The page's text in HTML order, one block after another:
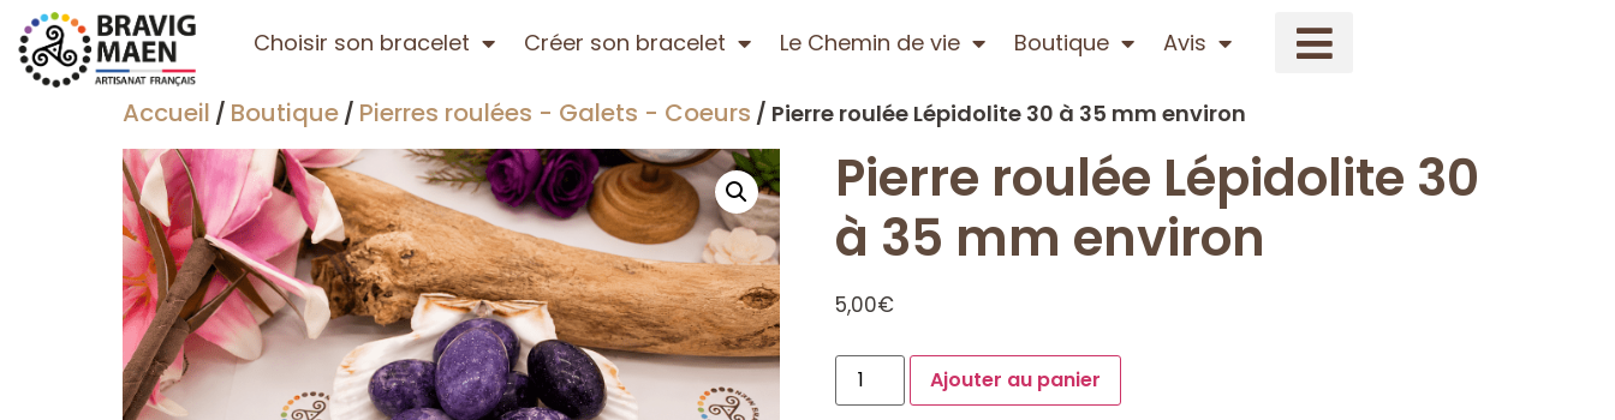
Choisir son bracelet Créer son bracelet Le Chemin de vie Boutique Avis
Accueil / Boutique / Pierres roulées - Galets - Coeurs / Pierre roulée Lépidolite 30 à 35 mm environ
Pierre roulée Lépidolite 30
à 35 mm environ
5,00€
Ajouter au panier